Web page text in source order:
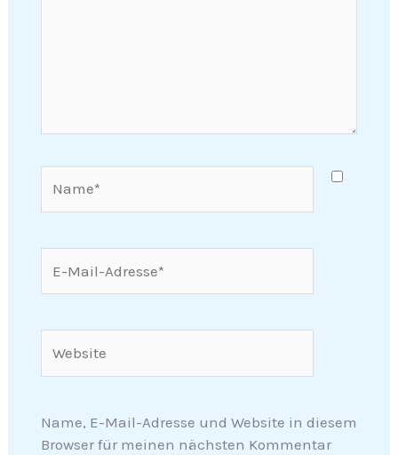
Mail-
Name, E-Mail-Adresse und Website in diesem
Browser für meinen nächsten Kommentar